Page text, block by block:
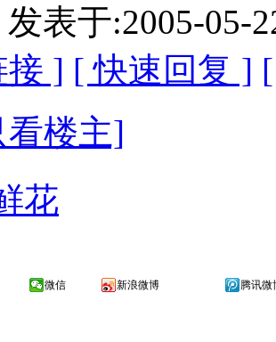
发表于:2005-05-
接 ] [ 快速回复 ]
看楼主]
花
微信 新浪微博 腾讯微